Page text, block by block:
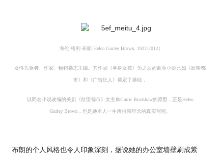
海伦·格利·布朗 Helen Gurley Brown, 1922-2012）
女性先驱者、作家、畅销杂志主编。其作品《单身女孩》为之后的商业小说比如《欲望都
市》和《广告狂人》奠定了基础，
以同名小说改编的美剧《欲望都市》女主角Carrie Bradshaw的原型，正是Helen
Gurley Brown，也是她本人一生所推崇理念的真实写照。
布朗的个人风格也令人印象深刻，据说她的办公室墙壁刷成紫